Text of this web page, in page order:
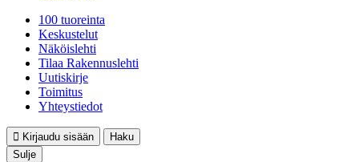
100 tuoreinta
Keskustelut
Näköislehti
Tilaa Rakennuslehti
Uutiskirje
Toimitus
Yhteystiedot
Kirjaudu sisään
Haku
Sulje